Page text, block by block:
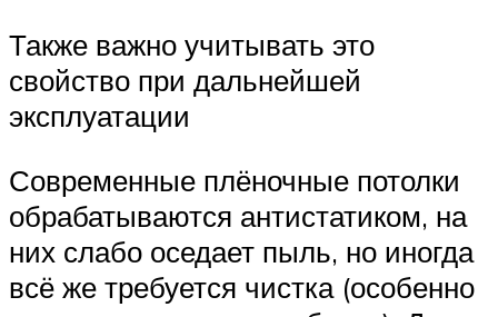
Также важно учитывать это
свойство при дальнейшей
эксплуатации
Современные плёночные потолки
обрабатываются антистатиком, на
них слабо оседает пыль, но иногда
всё же требуется чистка (особенно